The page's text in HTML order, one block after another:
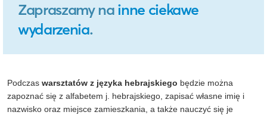
Zapraszamy na inne ciekawe
wydarzenia.
Podczas warsztatów z języka hebrajskiego będzie można
zapoznać się z alfabetem j. hebrajskiego, zapisać własne imię i
nazwisko oraz miejsce zamieszkania, a także nauczyć się je